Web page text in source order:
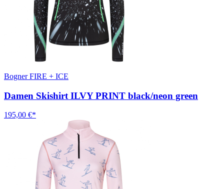
Bogner FIRE + ICE
Damen Skishirt ILVY PRINT black/neon green
195,00 €*